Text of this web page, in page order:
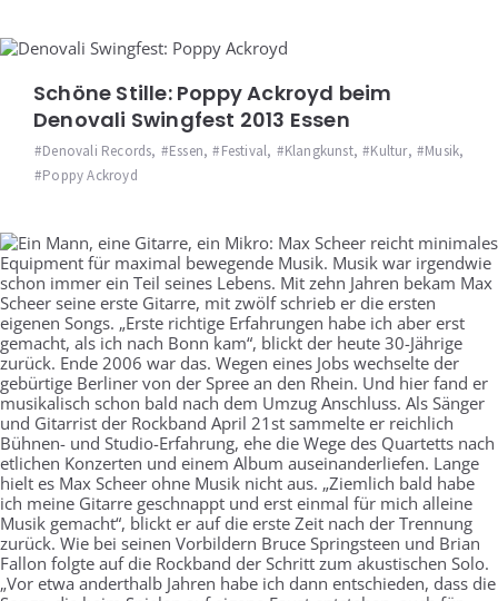
Schöne Stille: Poppy Ackroyd beim
Denovali Swingfest 2013 Essen
Denovali Records, Essen, Festival, Klangkunst, Kultur, Musik,
Poppy Ackroyd